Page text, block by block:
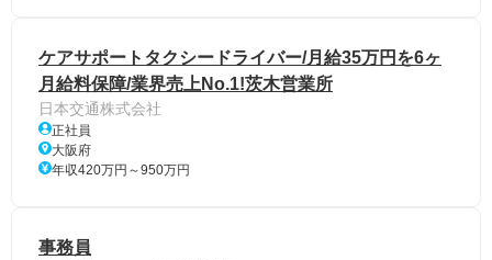
ケアサポートタクシードライバー/月給35万円を6ヶ
月給料保障/業界売上No.1!茨木営業所
日本交通株式会社
正社員
大阪府
年収420万円～950万円
事務員